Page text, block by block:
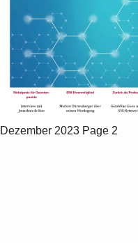
Dezember 2023 Page 2